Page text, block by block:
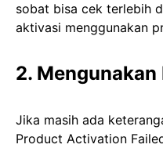
sobat bisa cek terlebih
aktivasi menggunakan
2.
Jika masih ada
Product Activation